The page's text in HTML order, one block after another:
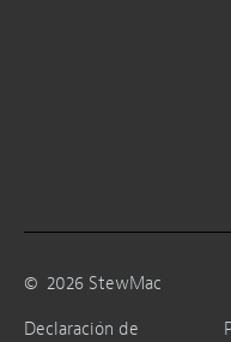
© 2026 StewMac
Declaración de